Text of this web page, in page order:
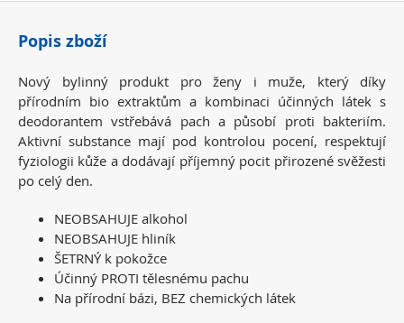
Popis zboží
Nový bylinný produkt pro ženy i muže, který díky
přírodním bio extraktům a kombinaci účinných látek s
deodorantem vstřebává pach a působí proti bakteriím.
Aktivní substance mají pod kontrolou pocení, respektují
fyziologii kůže a dodávají příjemný pocit přirozené svěžesti
po celý den.
NEOBSAHUJE alkohol
NEOBSAHUJE hliník
ŠETRNÝ k pokožce
Účinný PROTI tělesnému pachu
Na přírodní bázi, BEZ chemických látek